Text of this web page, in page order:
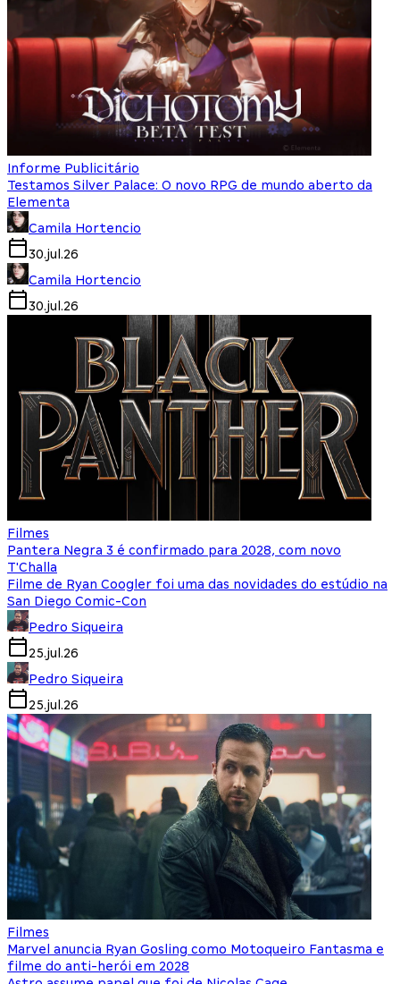
Informe Publicitário
Testamos Silver Palace: O novo RPG de mundo aberto da
Elementa
Camila Hortencio
30.jul.26
Camila Hortencio
30.jul.26
Filmes
Pantera Negra 3 é confirmado para 2028, com novo
T'Challa
Filme de Ryan Coogler foi uma das novidades do estúdio na
San Diego Comic-Con
Pedro Siqueira
25.jul.26
Pedro Siqueira
25.jul.26
Filmes
Marvel anuncia Ryan Gosling como Motoqueiro Fantasma e
filme do anti-herói em 2028